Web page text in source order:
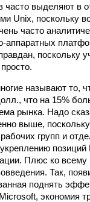
выделяют в
Unix, поскольку
часто
аппаратных
поскольку
называют то,
что на 15%
рынка. Надо
выше,
групп и
Плюс ко
Так,
поднять
экономия